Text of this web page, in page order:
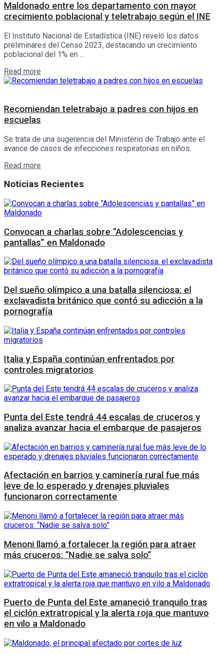
Maldonado entre los departamento con mayor
crecimiento poblacional y teletrabajo según el INE
El Instituto Nacional de Estadística (INE) reveló los datos
preliminares del Censo 2023, destacando un crecimiento
poblacional del 1% en ...
Read more
Recomiendan teletrabajo a padres con hijos en
escuelas
Se trata de una sugerencia del Ministerio de Trabajo ante el
avance de casos de infecciones respiratorias en niños.
Read more
Noticias Recientes
Convocan a charlas sobre “Adolescencias y
pantallas” en Maldonado
Del sueño olímpico a una batalla silenciosa: el
exclavadista británico que contó su adicción a la
pornografía
Italia y España continúan enfrentados por
controles migratorios
Punta del Este tendrá 44 escalas de cruceros y
analiza avanzar hacia el embarque de pasajeros
Afectación en barrios y caminería rural fue más
leve de lo esperado y drenajes pluviales
funcionaron correctamente
Menoni llamó a fortalecer la región para atraer
más cruceros: “Nadie se salva solo”
Puerto de Punta del Este amaneció tranquilo tras
el ciclón extratropical y la alerta roja que mantuvo
en vilo a Maldonado